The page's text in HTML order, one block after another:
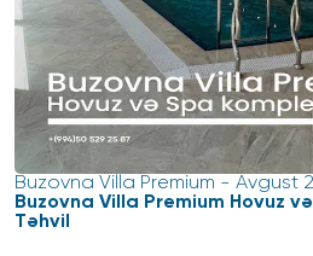
Buzovna Villa Premium - Avgust
Buzovna Villa Premium Hovuz
Təhvil